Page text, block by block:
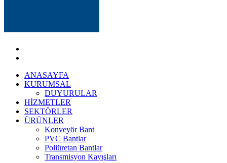
ANASAYFA
KURUMSAL
DUYURULAR
HİZMETLER
SEKTÖRLER
ÜRÜNLER
Konveyör Bant
PVC Bantlar
Poliüretan Bantlar
Transmisyon Kayışları